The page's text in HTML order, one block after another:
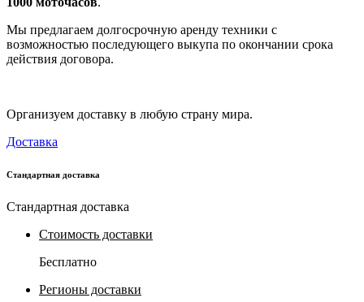
Мы предлагаем долгосрочную аренду техники с
возможностью последующего выкупа по окончании срока
действия договора.
Организуем доставку в любую страну мира.
Доставка
Стандартная доставка
Стандартная доставка
Стоимость доставки
Бесплатно
Регионы доставки